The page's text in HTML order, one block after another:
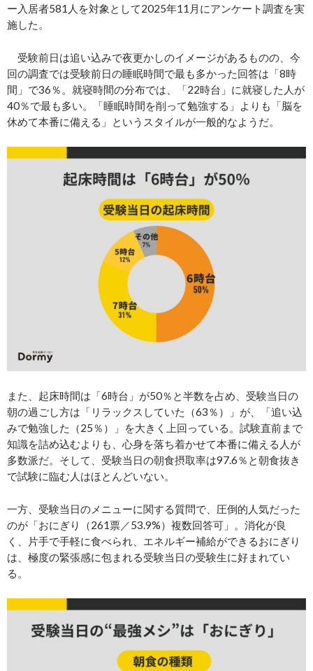
ー入居者581人を対象として2025年11月にアンケート調査を実
施した。
受験前日は追い込みで夜更かしのイメージがあるものの、今
回の調査では受験前日の睡眠時間で最も多かった回答は「8時
間」で36％。就寝時間の分布では、「22時台」に就寝した人が
40％で最も多い。「睡眠時間を削って勉強する」よりも「脳を
休めて本番に備える」というスタイルが一般的なようだ。
また、起床時間は「6時台」が50％と半数を占め、受験当日の
朝の過ごし方は「リラックスしていた（63％）」が、「追い込
みで勉強した（25％）」を大きく上回っている。試験直前まで
知識を詰め込むよりも、心身を落ち着かせて本番に備える人が
多数派だ。そして、受験当日の朝食摂取率は97.6％と朝食抜き
で試験に臨む人はほとんどいない。
一方、受験当日のメニューに関する質問で、圧倒的人気だった
のが「おにぎり（261票／53.9%）複数回答可」。消化が良
く、片手で手軽に食べられ、エネルギー補給ができるおにぎり
は、極度の緊張感に包まれる受験当日の受験生に好まれてい
る。